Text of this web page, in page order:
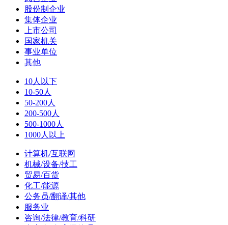
股份制企业
集体企业
上市公司
国家机关
事业单位
其他
10人以下
10-50人
50-200人
200-500人
500-1000人
1000人以上
计算机/互联网
机械/设备/技工
贸易/百货
化工/能源
公务员/翻译/其他
服务业
咨询/法律/教育/科研